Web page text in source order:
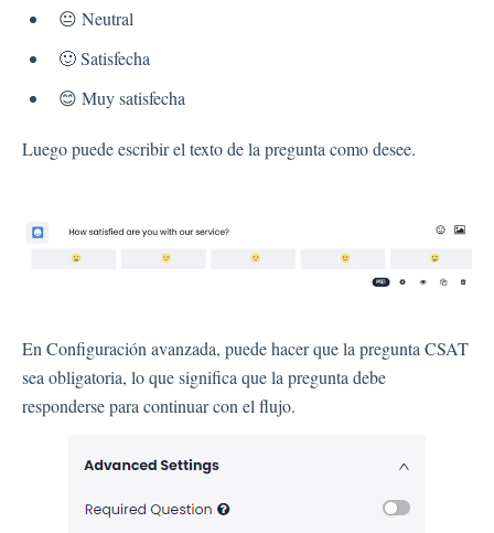
😐 Neutral
🙂 Satisfecha
😊 Muy satisfecha
Luego puede escribir el texto de la pregunta como desee.
En Configuración avanzada, puede hacer que la pregunta CSAT
sea obligatoria, lo que significa que la pregunta debe
responderse para continuar con el flujo.